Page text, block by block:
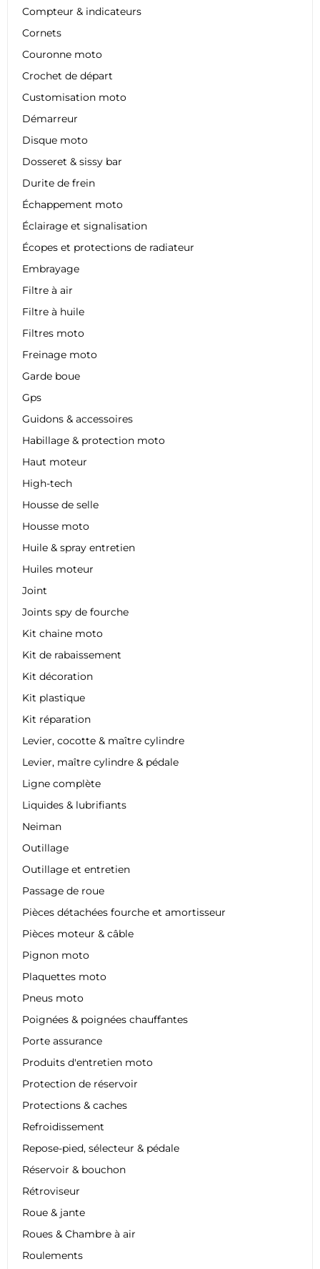
Compteur & indicateurs
Cornets
Couronne moto
Crochet de départ
Customisation moto
Démarreur
Disque moto
Dosseret & sissy bar
Durite de frein
Échappement moto
Éclairage et signalisation
Écopes et protections de radiateur
Embrayage
Filtre à air
Filtre à huile
Filtres moto
Freinage moto
Garde boue
Gps
Guidons & accessoires
Habillage & protection moto
Haut moteur
High-tech
Housse de selle
Housse moto
Huile & spray entretien
Huiles moteur
Joint
Joints spy de fourche
Kit chaine moto
Kit de rabaissement
Kit décoration
Kit plastique
Kit réparation
Levier, cocotte & maître cylindre
Levier, maître cylindre & pédale
Ligne complète
Liquides & lubrifiants
Neiman
Outillage
Outillage et entretien
Passage de roue
Pièces détachées fourche et amortisseur
Pièces moteur & câble
Pignon moto
Plaquettes moto
Pneus moto
Poignées & poignées chauffantes
Porte assurance
Produits d'entretien moto
Protection de réservoir
Protections & caches
Refroidissement
Repose-pied, sélecteur & pédale
Réservoir & bouchon
Rétroviseur
Roue & jante
Roues & Chambre à air
Roulements